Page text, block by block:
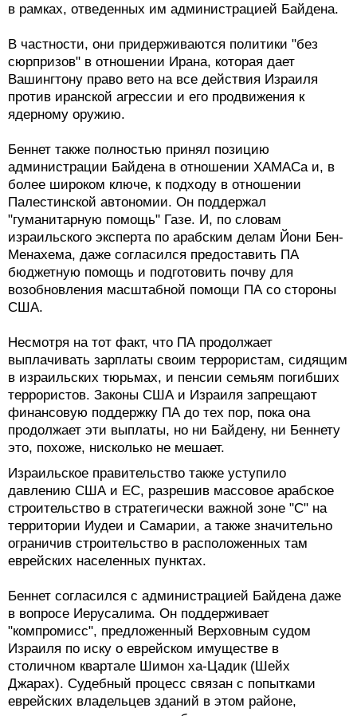
в рамках, отведенных им администрацией Байдена.
В частности, они придерживаются политики "без
сюрпризов" в отношении Ирана, которая дает
Вашингтону право вето на все действия Израиля
против иранской агрессии и его продвижения к
ядерному оружию.
Беннет также полностью принял позицию
администрации Байдена в отношении ХАМАСа и, в
более широком ключе, к подходу в отношении
Палестинской автономии. Он поддержал
"гуманитарную помощь" Газе. И, по словам
израильского эксперта по арабским делам Йони Бен-
Менахема, даже согласился предоставить ПА
бюджетную помощь и подготовить почву для
возобновления масштабной помощи ПА со стороны
США.
Несмотря на тот факт, что ПА продолжает
выплачивать зарплаты своим террористам, сидящим
в израильских тюрьмах, и пенсии семьям погибших
террористов. Законы США и Израиля запрещают
финансовую поддержку ПА до тех пор, пока она
продолжает эти выплаты, но ни Байдену, ни Беннету
это, похоже, нисколько не мешает.
Израильское правительство также уступило
давлению США и ЕС, разрешив массовое арабское
строительство в стратегически важной зоне "C" на
территории Иудеи и Самарии, а также значительно
ограничив строительство в расположенных там
еврейских населенных пунктах.
Беннет согласился с администрацией Байдена даже
в вопросе Иерусалима. Он поддерживает
"компромисс", предложенный Верховным судом
Израиля по иску о еврейском имуществе в
столичном квартале Шимон ха-Цадик (Шейх
Джарах). Судебный процесс связан с попытками
еврейских владельцев зданий в этом районе,